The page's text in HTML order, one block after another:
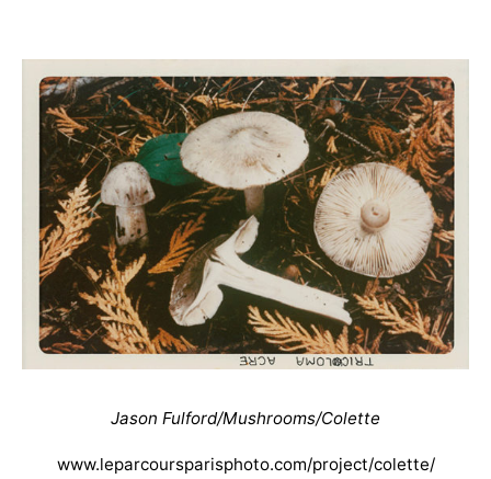
Jason Fulford/Mushrooms/Colette
www.leparcoursparisphoto.com/project/colette/